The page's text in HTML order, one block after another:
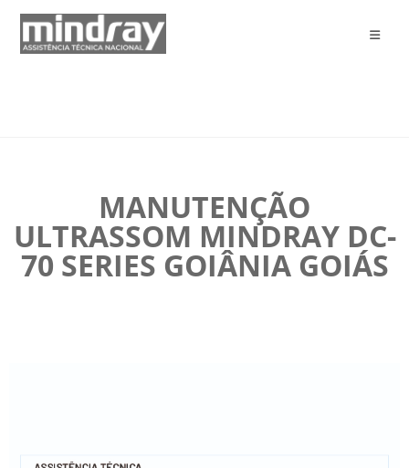
MANUTENÇÃO
ULTRASSOM MINDRAY DC-
70 SERIES GOIÂNIA GOIÁS